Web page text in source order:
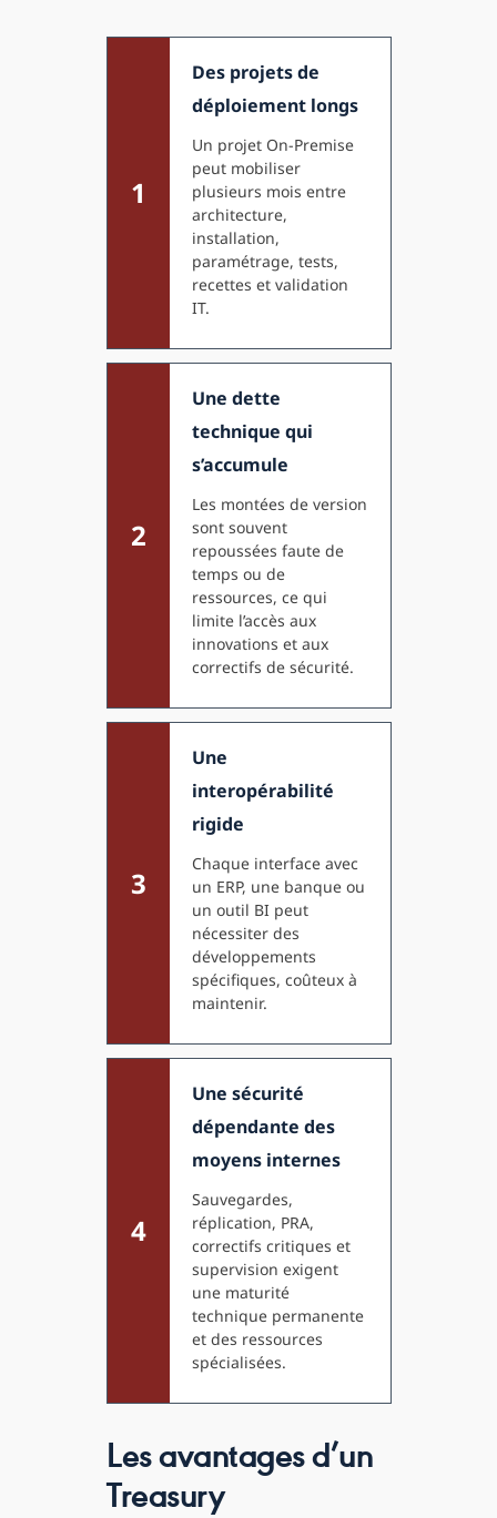
1
Des projets de
déploiement longs
Un projet On-Premise
peut mobiliser
plusieurs mois entre
architecture,
installation,
paramétrage, tests,
recettes et validation
IT.
2
Une dette
technique qui
s’accumule
Les montées de version
sont souvent
repoussées faute de
temps ou de
ressources, ce qui
limite l’accès aux
innovations et aux
correctifs de sécurité.
3
Une
interopérabilité
rigide
Chaque interface avec
un ERP, une banque ou
un outil BI peut
nécessiter des
développements
spécifiques, coûteux à
maintenir.
4
Une sécurité
dépendante des
moyens internes
Sauvegardes,
réplication, PRA,
correctifs critiques et
supervision exigent
une maturité
technique permanente
et des ressources
spécialisées.
Les avantages d’un
Treasury